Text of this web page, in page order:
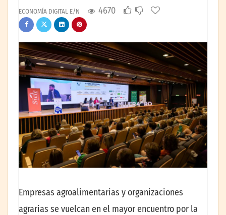
ECONOMÍA DIGITAL E/N 4670
Empresas agroalimentarias y organizaciones
agrarias se vuelcan en el mayor encuentro por la